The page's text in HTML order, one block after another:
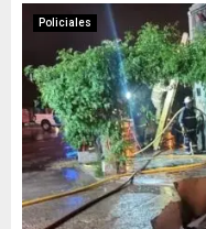
Policiales